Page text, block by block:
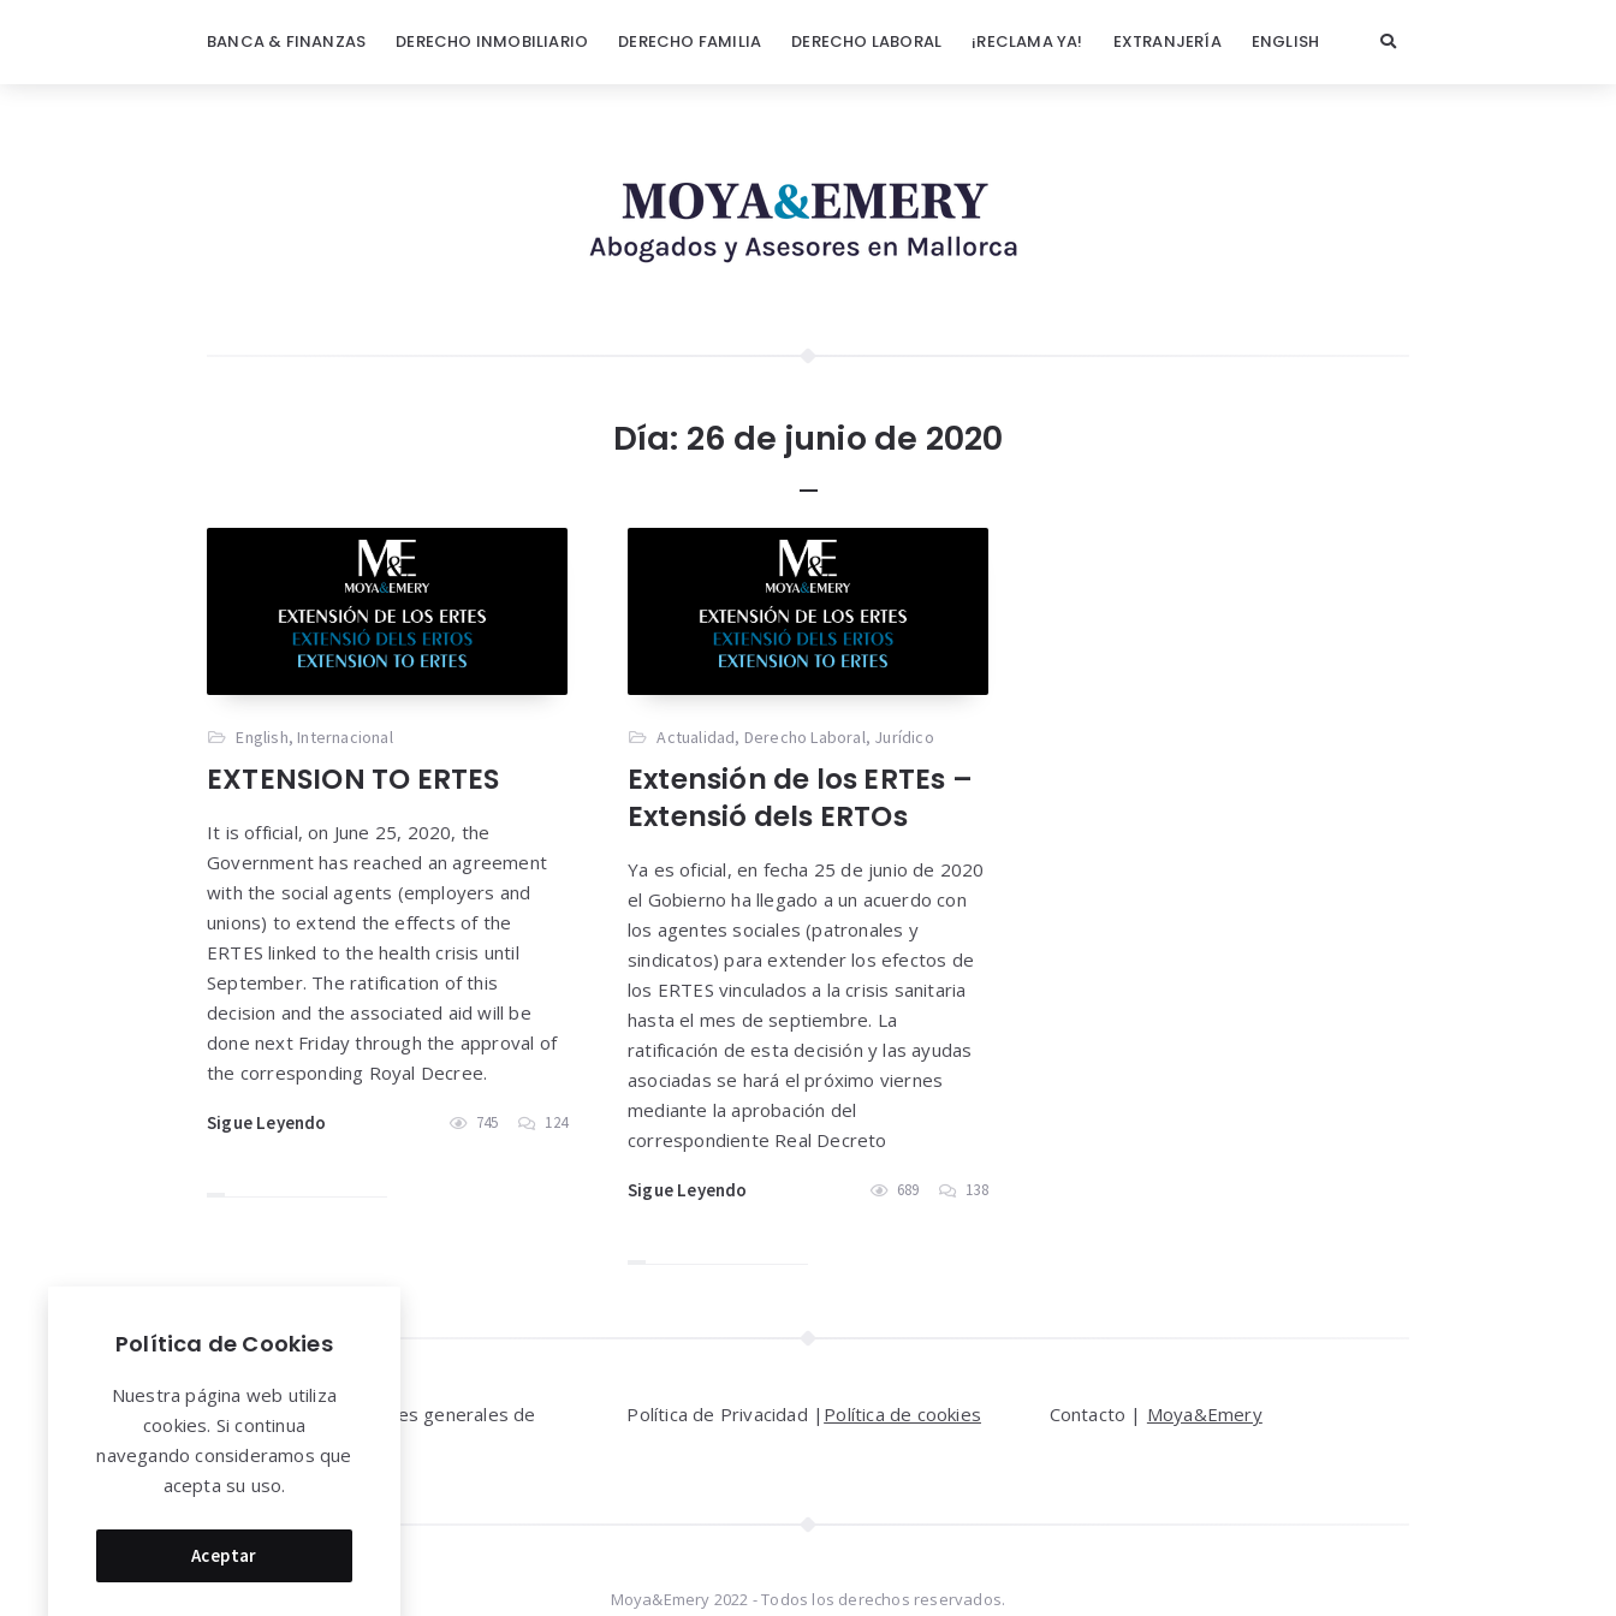
BANCA & FINANZAS DERECHO INMOBILIARIO DERECHO FAMILIA DERECHO LABORAL ¡RECLAMA YA! EXTRANJERÍA ENGLISH
Día: 26 de junio de 2020
English, Internacional
EXTENSION TO ERTES
It is official, on June 25, 2020, the
Government has reached an agreement
with the social agents (employers and
unions) to extend the effects of the
ERTES linked to the health crisis until
September. The ratification of this
decision and the associated aid will be
done next Friday through the approval of
the corresponding Royal Decree.
Sigue Leyendo 745 124
Actualidad, Derecho Laboral, Jurídico
Extensión de los ERTEs –
Extensió dels ERTOs
Ya es oficial, en fecha 25 de junio de 2020
el Gobierno ha llegado a un acuerdo con
los agentes sociales (patronales y
sindicatos) para extender los efectos de
los ERTES vinculados a la crisis sanitaria
hasta el mes de septiembre. La
ratificación de esta decisión y las ayudas
asociadas se hará el próximo viernes
mediante la aprobación del
correspondiente Real Decreto
Sigue Leyendo 689 138
Widgets
Aviso legal y Condiciones generales de
uso
Política de Privacidad | Política de cookies Contacto | Moya&Emery
Moya&Emery 2022 - Todos los derechos reservados.
Política de Cookies
Nuestra página web utiliza
cookies. Si continua
navegando consideramos que
acepta su uso.
Aceptar